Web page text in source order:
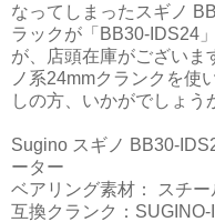
なってしまったスギノ
ラックが「BB30-IDS24
が、店頭在庫がございま
ノ系24mmクランクを使
しの方、いかがでしょう
Sugino スギノ BB30-
ーター
ベアリング素材： スチー
互換クランク：